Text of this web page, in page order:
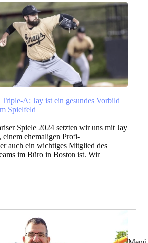
A: Jay ist ein gesundes Vorbild
Spielfeld
Spiele 2024 setzten wir uns mit Jay
einem ehemaligen Profi-
auch ein wichtiges Mitglied des
im Büro in Boston ist. Wir